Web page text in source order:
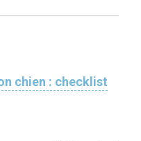
chien : checklist